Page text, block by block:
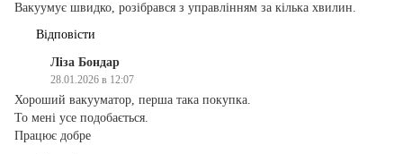
Вакуумує швидко, розібрався з управлінням за кілька хвилин.
Відповісти
Ліза Бондар
28.01.2026 в 12:07
Хороший вакууматор, перша така покупка.
То мені усе подобається.
Працює добре